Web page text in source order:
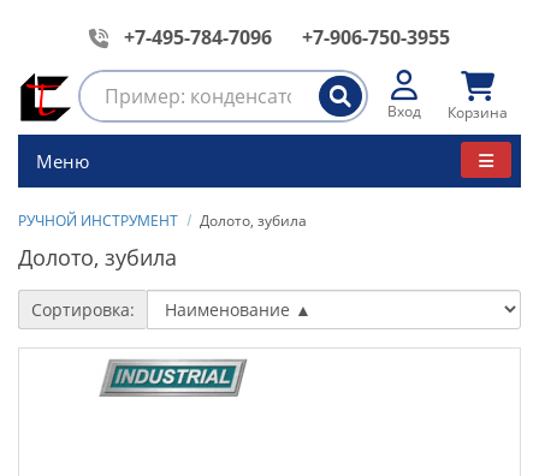
+7-495-784-7096 +7-906-750-3955
Вход Корзина
Меню
РУЧНОЙ ИНСТРУМЕНТ Долото, зубила
Долото, зубила
Сортировка: